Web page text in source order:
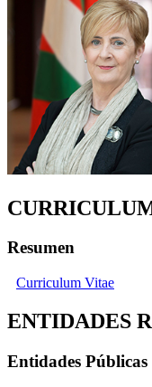
Resumen
Curriculum Vitae
ENTIDADES
Entidades Públicas